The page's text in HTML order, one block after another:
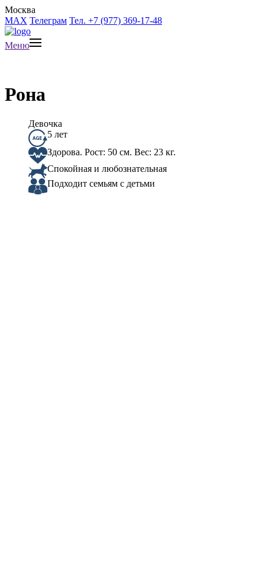
Москва
MAX Телеграм Тел. +7 (977) 369-17-48
Меню
Рона
Девочка
5 лет
Здорова. Рост: 50 см. Вес: 23 кг.
Спокойная и любознательная
Подходит семьям с детьми